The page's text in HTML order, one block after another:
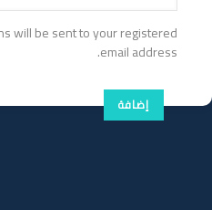
will be sent to your registered
email address.